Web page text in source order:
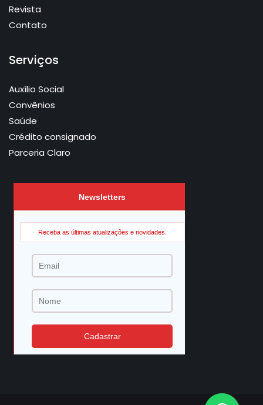
Revista
Contato
Serviços
Auxílio Social
Convênios
Saúde
Crédito consignado
Parceria Claro